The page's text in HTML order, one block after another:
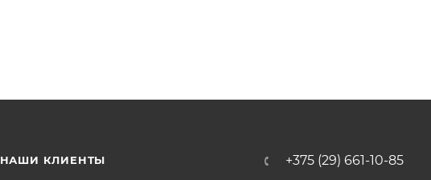
НАШИ КЛИЕНТЫ
+375 (29) 661-10-85